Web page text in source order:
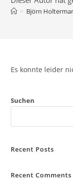
> Björn
Es konnte leider
Suchen
Recent Posts
Recent Comments